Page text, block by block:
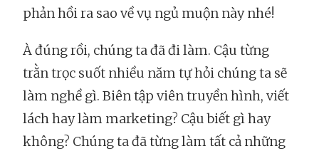
phản hồi ra sao về vụ ngủ muộn này nhé!
À đúng rồi, chúng ta đã đi làm. Cậu từng
trằn trọc suốt nhiều năm tự hỏi chúng ta sẽ
làm nghề gì. Biên tập viên truyền hình, viết
lách hay làm marketing? Cậu biết gì hay
không? Chúng ta đã từng làm tất cả những